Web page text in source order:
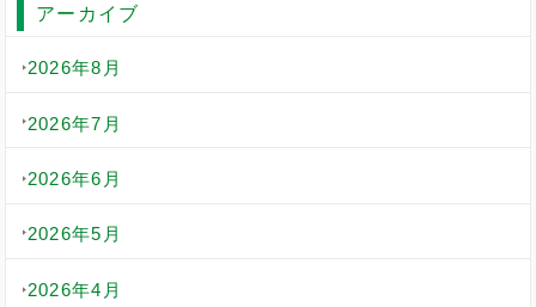
アーカイブ
2026年8月
2026年7月
2026年6月
2026年5月
2026年4月